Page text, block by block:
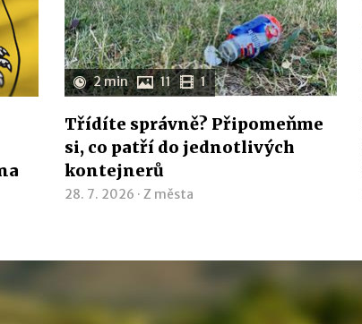
2 min 11 1
Třídíte správně? Připomeňme
si, co patří do jednotlivých
kontejnerů
28. 7. 2026 ·Z města